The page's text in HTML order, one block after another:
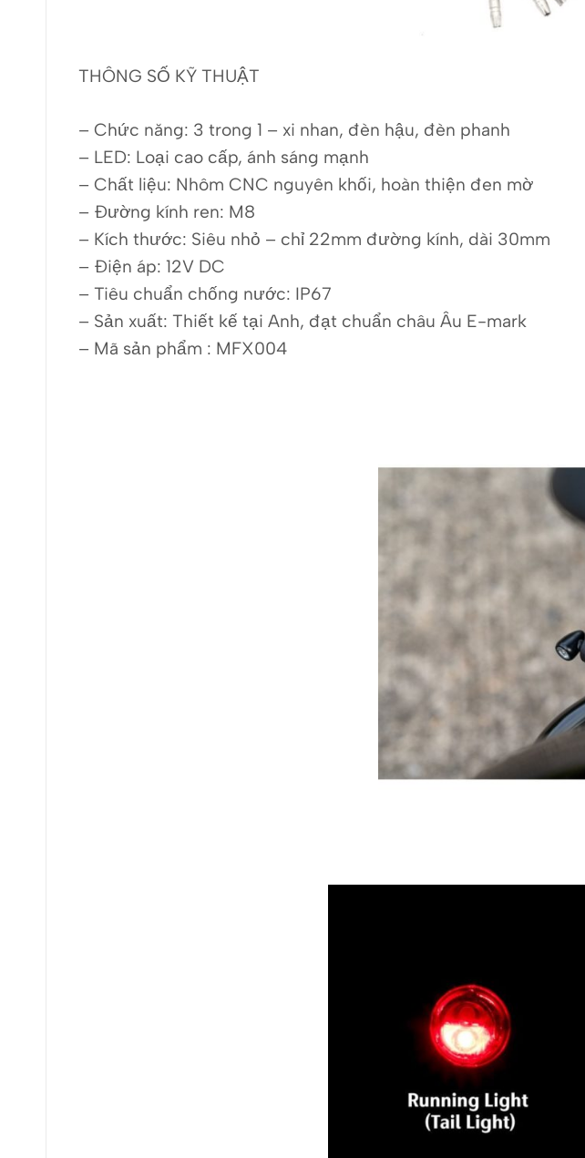
THÔNG SỐ KỸ THUẬT
– Chức năng: 3 trong 1 – xi nhan, đèn hậu, đèn phanh
– LED: Loại cao cấp, ánh sáng mạnh
– Chất liệu: Nhôm CNC nguyên khối, hoàn thiện đen mờ
– Đường kính ren: M8
– Kích thước: Siêu nhỏ – chỉ 22mm đường kính, dài 30mm
– Điện áp: 12V DC
– Tiêu chuẩn chống nước: IP67
– Sản xuất: Thiết kế tại Anh, đạt chuẩn châu Âu E-mark
– Mã sản phẩm : MFX004